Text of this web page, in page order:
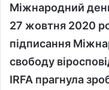
Міжнародний
27 жовтня 2020
підписання
свободу
IRFA прагнула